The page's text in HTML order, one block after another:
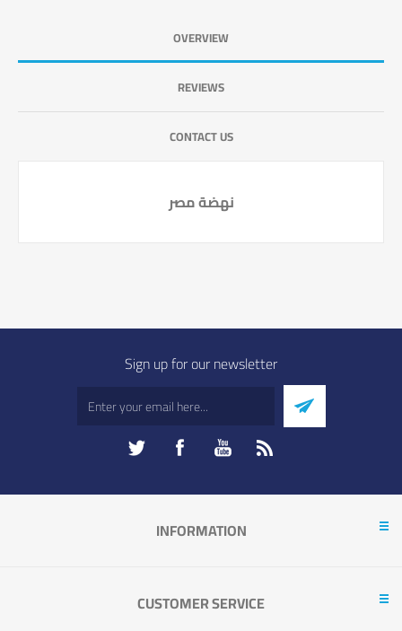
OVERVIEW
REVIEWS
CONTACT US
نهضة مصر
Sign up for our newsletter
INFORMATION
CUSTOMER SERVICE